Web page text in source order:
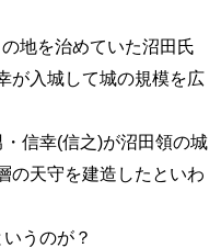
地を治めていた沼田氏
が入城して城の規模を広
信幸(信之)が沼田領の城
の天守を建造したといわ
うのが？